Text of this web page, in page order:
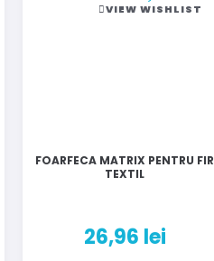
VIEW WISHLIST
FOARFECA MATRIX PENTRU FIR
TEXTIL
26,96 lei